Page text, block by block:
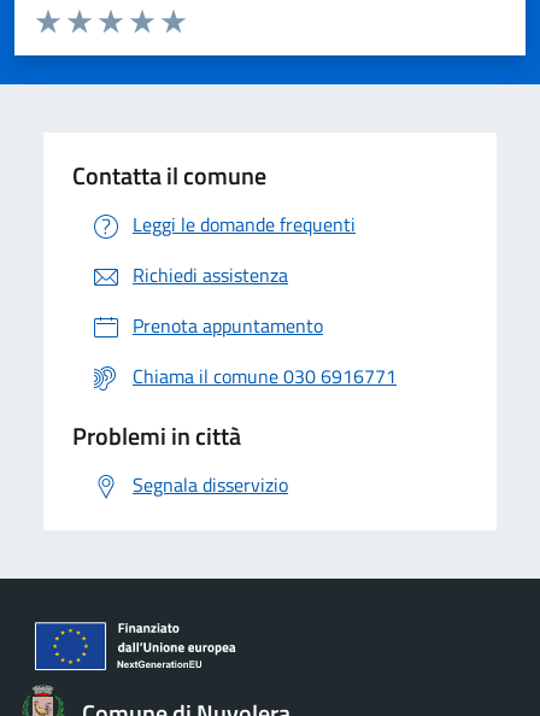
Valuta da 1 a 5 stelle la pagina
Valuta 5 stelle su 5
Valuta 4 stelle su 5
Valuta 3 stelle su 5
Valuta 2 stelle su 5
Valuta 1 stelle su 5
Contatta il comune
Leggi le domande frequenti
Richiedi assistenza
Prenota appuntamento
Chiama il comune 030 6916771
Problemi in città
Segnala disservizio